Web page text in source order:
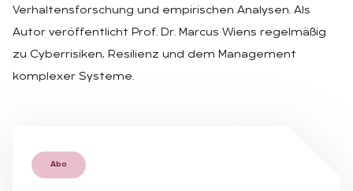
Verhaltensforschung und empirischen Analysen. Als
Autor veröffentlicht Prof. Dr. Marcus Wiens regelmäßig
zu Cyberrisiken, Resilienz und dem Management
komplexer Systeme.
Abo